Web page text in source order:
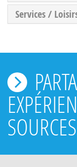
Services /